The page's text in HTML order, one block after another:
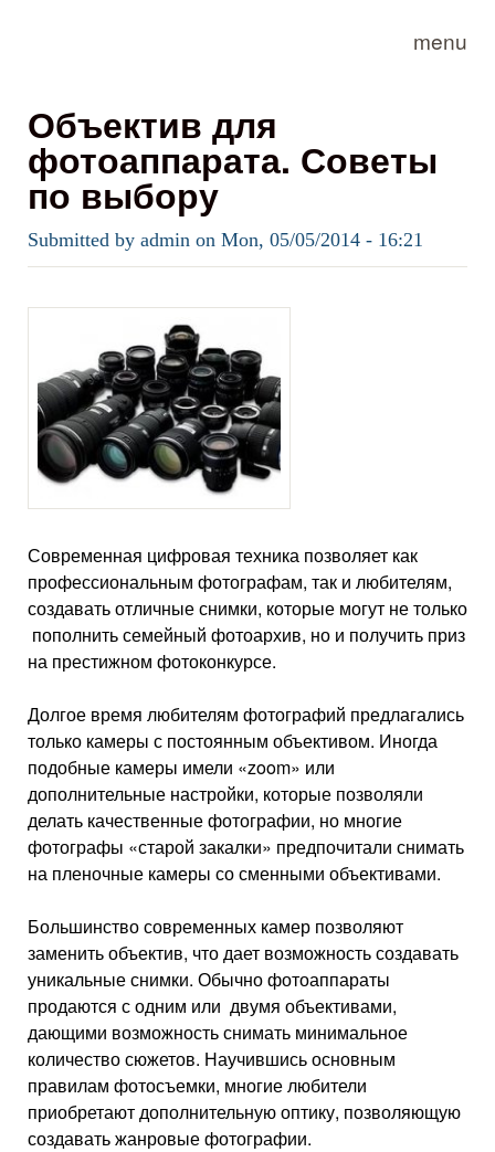
menu
Объектив для
фотоаппарата. Советы
по выбору
Submitted by admin on Mon, 05/05/2014 - 16:21
Современная цифровая техника позволяет как
профессиональным фотографам, так и любителям,
создавать отличные снимки, которые могут не только
пополнить семейный фотоархив, но и получить приз
на престижном фотоконкурсе.
Долгое время любителям фотографий предлагались
только камеры с постоянным объективом. Иногда
подобные камеры имели «zoom» или
дополнительные настройки, которые позволяли
делать качественные фотографии, но многие
фотографы «старой закалки» предпочитали снимать
на пленочные камеры со сменными объективами.
Большинство современных камер позволяют
заменить объектив, что дает возможность создавать
уникальные снимки. Обычно фотоаппараты
продаются с одним или двумя объективами,
дающими возможность снимать минимальное
количество сюжетов. Научившись основным
правилам фотосъемки, многие любители
приобретают дополнительную оптику, позволяющую
создавать жанровые фотографии.